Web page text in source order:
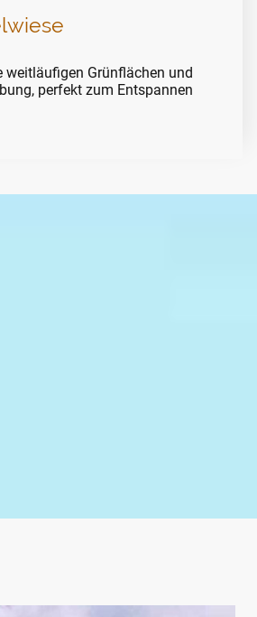
weitläufigen Grünflächen und
perfekt zum Entspannen